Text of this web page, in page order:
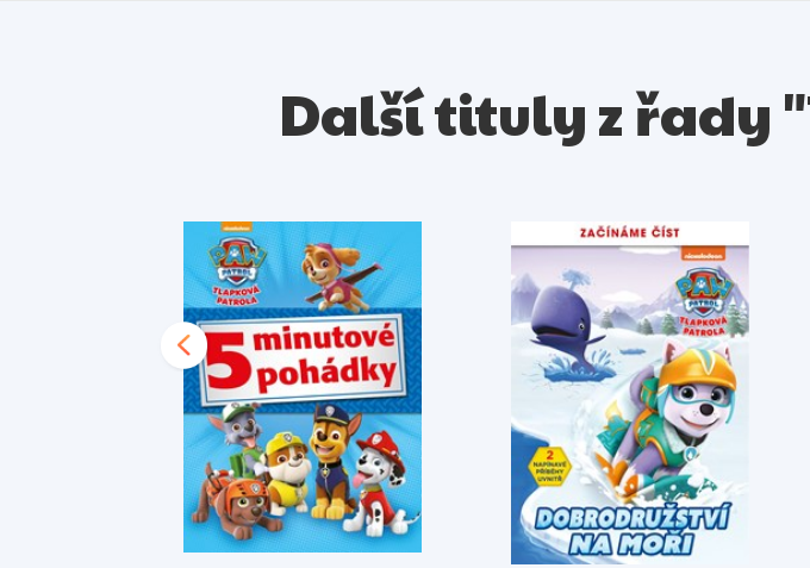
Další tituly z řady